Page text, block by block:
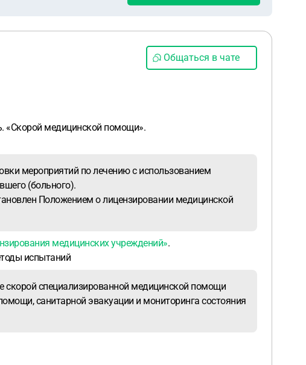
Общаться в чате
«Скорой медицинской помощи».
мероприятий по лечению с использованием
(больного).
Положением о лицензировании медицинской
медицинских учреждений».
испытаний
скорой специализированной медицинской помощи
санитарной эвакуации и мониторинга состояния